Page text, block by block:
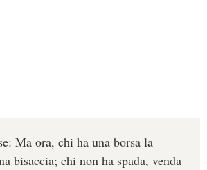
Ma ora, chi ha una borsa la
bisaccia; chi non ha spada, venda